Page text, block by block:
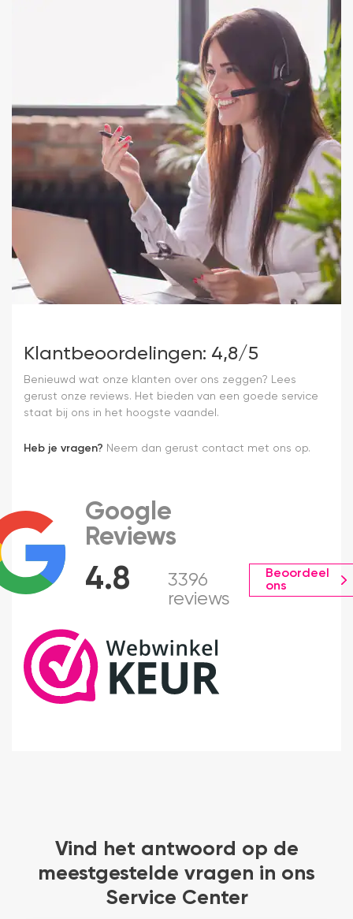
Klantbeoordelingen: 4,8/5
Benieuwd wat onze klanten over ons zeggen? Lees
gerust onze reviews. Het bieden van een goede service
staat bij ons in het hoogste vaandel.
Heb je vragen? Neem dan gerust contact met ons op.
4.8
Google
Reviews
3396
reviews
Beoordeel
ons
Vind het antwoord op de
meestgestelde vragen in ons
Service Center